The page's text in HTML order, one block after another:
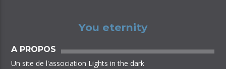
You eternity
A PROPOS
Un site de l'association Lights in the dark